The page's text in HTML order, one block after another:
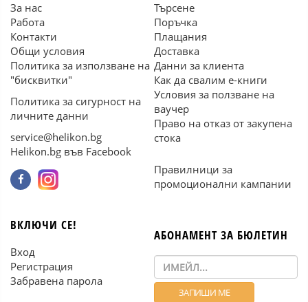
За нас
Работа
Контакти
Общи условия
Политика за използване на
"бисквитки"
Политика за сигурност на
личните данни
service@helikon.bg
Helikon.bg във Facebook
Търсене
Поръчка
Плащания
Доставка
Данни за клиента
Как да свалим е-книги
Условия за ползване на
ваучер
Право на отказ от закупена
стока
Правилници за
промоционални кампании
ВКЛЮЧИ СЕ!
Вход
Регистрация
Забравена парола
АБОНАМЕНТ ЗА БЮЛЕТИН